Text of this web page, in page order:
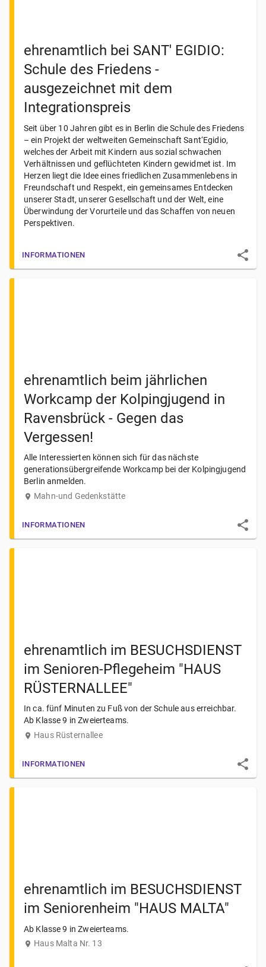
ehrenamtlich bei SANT' EGIDIO:
Schule des Friedens -
ausgezeichnet mit dem
Integrationspreis
Seit über 10 Jahren gibt es in Berlin die Schule des Friedens
– ein Projekt der weltweiten Gemeinschaft Sant‘Egidio,
welches der Arbeit mit Kindern aus sozial schwachen
Verhältnissen und geflüchteten Kindern gewidmet ist. Im
Herzen liegt die Idee eines friedlichen Zusammenlebens in
Freundschaft und Respekt, ein gemeinsames Entdecken
unserer Stadt, unserer Gesellschaft und der Welt, eine
Überwindung der Vorurteile und das Schaffen von neuen
Perspektiven.
INFORMATIONEN
ehrenamtlich beim jährlichen
Workcamp der Kolpingjugend in
Ravensbrück - Gegen das
Vergessen!
Alle Interessierten können sich für das nächste
generationsübergreifende Workcamp bei der Kolpingjugend
Berlin anmelden.
Mahn-und Gedenkstätte
INFORMATIONEN
ehrenamtlich im BESUCHSDIENST
im Senioren-Pflegeheim "HAUS
RÜSTERNALLEE"
In ca. fünf Minuten zu Fuß von der Schule aus erreichbar.
Ab Klasse 9 in Zweierteams.
Haus Rüsternallee
INFORMATIONEN
ehrenamtlich im BESUCHSDIENST
im Seniorenheim "HAUS MALTA"
Ab Klasse 9 in Zweierteams.
Haus Malta Nr. 13